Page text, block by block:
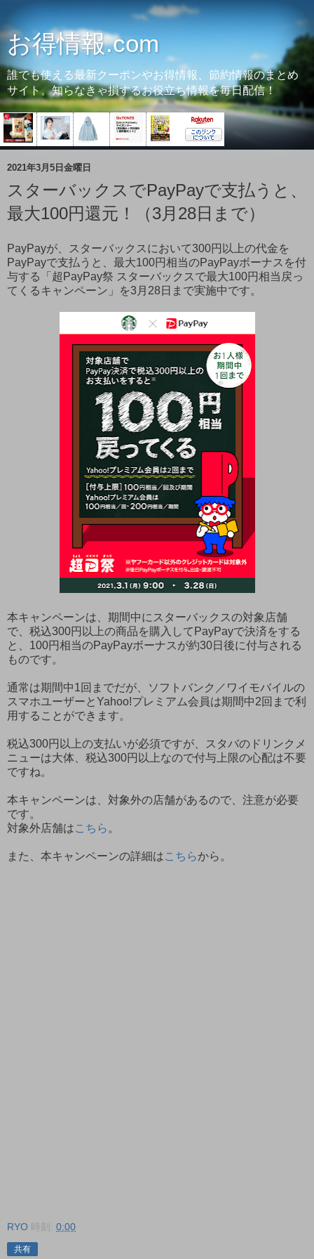
お得情報.com
誰でも使える最新クーポンやお得情報、節約情報のまとめ
サイト。知らなきゃ損するお役立ち情報を毎日配信！
2021年3月5日金曜日
スターバックスでPayPayで支払うと、
最大100円還元！（3月28日まで）
PayPayが、スターバックスにおいて300円以上の代金を
PayPayで支払うと、最大100円相当のPayPayボーナスを付
与する「超PayPay祭 スターバックスで最大100円相当戻っ
てくるキャンペーン」を3月28日まで実施中です。
本キャンペーンは、期間中にスターバックスの対象店舗
で、税込300円以上の商品を購入してPayPayで決済をする
と、100円相当のPayPayボーナスが約30日後に付与される
ものです。
通常は期間中1回までだが、ソフトバンク／ワイモバイルの
スマホユーザーとYahoo!プレミアム会員は期間中2回まで利
用することができます。
税込300円以上の支払いが必須ですが、スタバのドリンクメ
ニューは大体、税込300円以上なので付与上限の心配は不要
ですね。
本キャンペーンは、対象外の店舗があるので、注意が必要
です。
対象外店舗はこちら 。
また、本キャンペーンの詳細はこちらから。
RYO 時刻: 0:00
共有